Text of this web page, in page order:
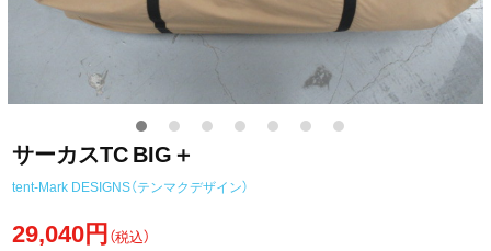
サーカスTC BIG＋
tent-Mark DESIGNS（テンマクデザイン）
29,040円（税込）